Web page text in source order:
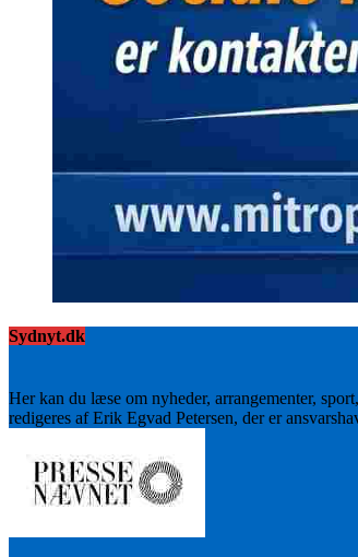
Sydnyt.dk
Her kan du læse om nyheder, arrangementer,
redigeres af Erik Egvad Petersen, der er